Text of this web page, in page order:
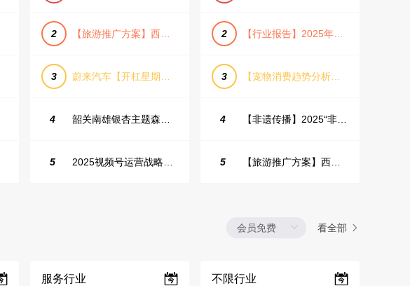
2 【旅游推广方案】西安城市旅游介绍PPT（古风/文化/历史）
3 蔚来汽车【开杠星期三】栏目brief
4 韶关南雄银杏主题森林公园总体设计概念规划方案
5 2025视频号运营战略：数据驱动增长全景指南
2 【行业报告】2025年Q1证券行业薪酬趋势分析
3 【宠物消费趋势分析方案】2025年宠物市场消费报告（创意风/橙色风/数据驱动）
4 【非遗传播】2025“非遗融入现代生活”互联网平台助力非遗传播与消费专题报告（PDF格式）
5 【旅游推广方案】西安城市旅游介绍PPT（古风/文化/历史）
看全部
服务行业 不限行业